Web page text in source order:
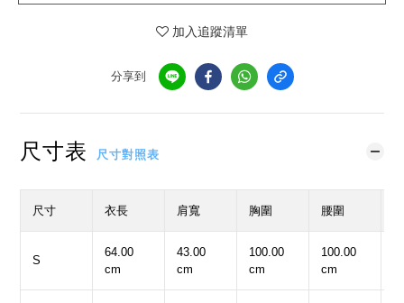
加入追蹤清單
分享到
尺寸表 尺寸對照表
尺寸 衣長 肩寬 胸圍 腰圍
S
64.00
cm
43.00
cm
100.00
cm
100.00
cm